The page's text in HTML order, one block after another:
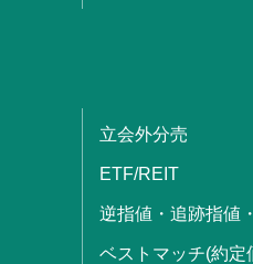
立会外分売
ETF/REIT
逆指値・追跡指値
ベストマッチ(約定